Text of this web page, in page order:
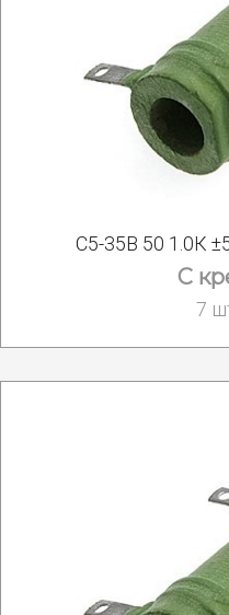
С5-35В 50 1.0К
С
7